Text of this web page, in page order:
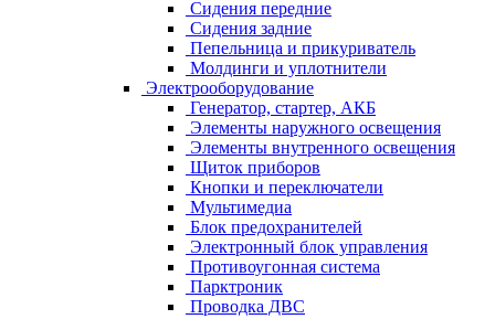
Сидения передние
Сидения задние
Пепельница и прикуриватель
Молдинги и уплотнители
Электрооборудование
Генератор, стартер, АКБ
Элементы наружного освещения
Элементы внутренного освещения
Щиток приборов
Кнопки и переключатели
Мультимедиа
Блок предохранителей
Электронный блок управления
Противоугонная система
Парктроник
Проводка ДВС